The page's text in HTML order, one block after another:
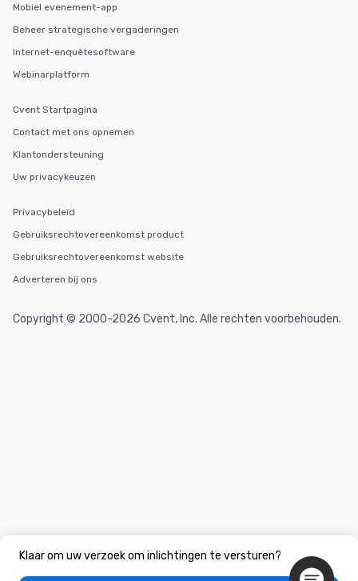
Klaar om uw verzoek om inlichtingen te versturen?
Mobiel evenement-app
Beheer strategische vergaderingen
Internet-enquêtesoftware
Webinarplatform
Cvent Startpagina
Contact met ons opnemen
Klantondersteuning
Uw privacykeuzen
Privacybeleid
Gebruiksrechtovereenkomst product
Gebruiksrechtovereenkomst website
Adverteren bij ons
Copyright © 2000-2026 Cvent, Inc. Alle rechten voorbehouden.